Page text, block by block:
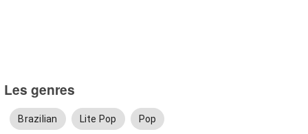
Les genres
Brazilian Lite Pop Pop